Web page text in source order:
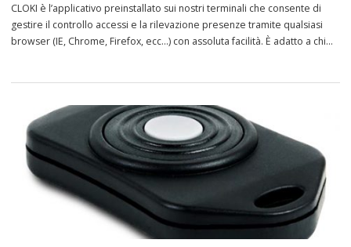
CLOKI è l’applicativo preinstallato sui nostri terminali che consente di
gestire il controllo accessi e la rilevazione presenze tramite qualsiasi
browser (IE, Chrome, Firefox, ecc…) con assoluta facilità. È adatto a chi